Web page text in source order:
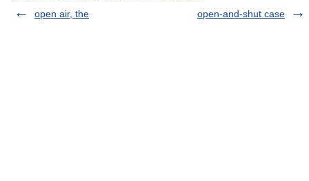
open air, the
open-and-shut case